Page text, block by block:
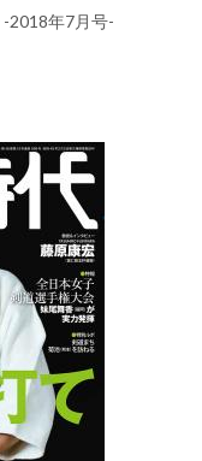
-2018年7月号-